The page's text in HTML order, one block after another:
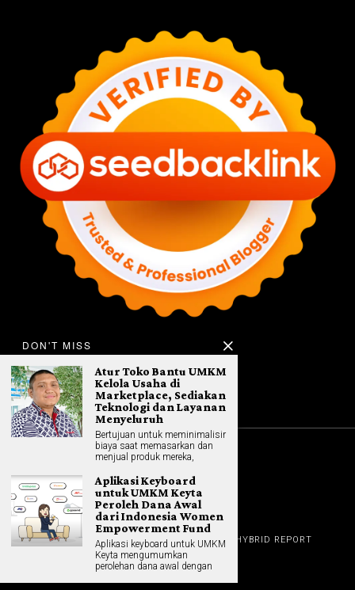
HOME
GADGET
REVIEW
GAME NEWS AI (NEW TECH)
HYBRID REPORT
HYBRID LIFESTYLE
HOME APPLIANCES
ABOUT
CONTACT
DON'T MISS
Atur Toko Bantu UMKM
Kelola Usaha di
Marketplace, Sediakan
Teknologi dan Layanan
Menyeluruh
Bertujuan untuk meminimalisir
biaya saat memasarkan dan
menjual produk mereka,
Aplikasi Keyboard
untuk UMKM Keyta
Peroleh Dana Awal
dari Indonesia Women
Empowerment Fund
Aplikasi keyboard untuk UMKM
Keyta mengumumkan
perolehan dana awal dengan